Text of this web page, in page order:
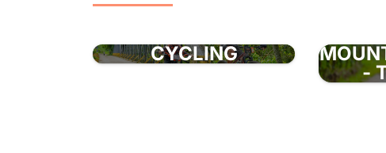
CYCLING
-